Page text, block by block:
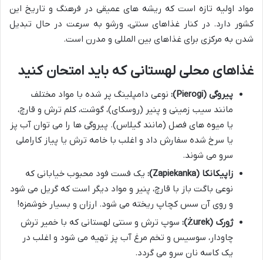
مواد اولیه تازه است که ریشه های عمیقی در فرهنگ و تاریخ این
کشور دارد. در کنار غذاهای سنتی، ورشو به سرعت در حال تبدیل
شدن به مرکزی برای غذاهای بین المللی و مدرن است.
غذاهای محلی لهستانی که باید امتحان کنید
پیروگی (Pierogi):
نوعی دامپلینگ پر شده با مواد مختلف
مانند سیب زمینی و پنیر (روسکای)، گوشت، کلم ترش و قارچ،
یا میوه های فصل (مانند گیلاس). پیروگی ها را می توان آب پز
یا سرخ شده سفارش داد و اغلب با خامه ترش یا پیاز کاراملی
سرو می شوند.
زاپیکانکا (Zapiekanka):
یک فست فود محبوب خیابانی که
نوعی باگت باز با قارچ، پنیر و مواد دیگر است که گریل می شود
و روی آن سس کچاپ ریخته می شود. ارزان و بسیار خوشمزه!
ژورک (Żurek):
سوپ ترش و سنتی لهستانی که با خمیر ترش
چاودار، سوسیس و تخم مرغ آب پز تهیه می شود و اغلب در
یک کاسه نان سرو می گردد.